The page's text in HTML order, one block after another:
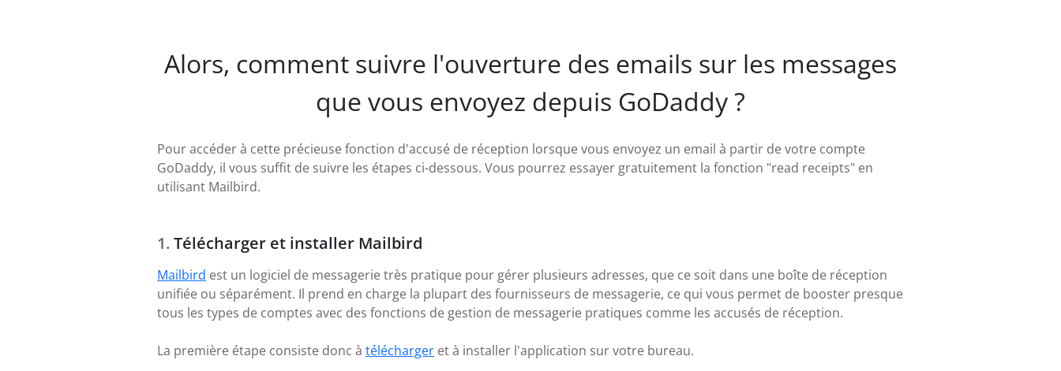
Alors, comment suivre l'ouverture des emails sur les messages
que vous envoyez depuis GoDaddy ?
Pour accéder à cette précieuse fonction d'accusé de réception lorsque vous envoyez un email à partir de votre compte
GoDaddy, il vous suffit de suivre les étapes ci-dessous. Vous pourrez essayer gratuitement la fonction "read receipts" en
utilisant Mailbird.
Télécharger et installer Mailbird
Mailbird est un logiciel de messagerie très pratique pour gérer plusieurs adresses, que ce soit dans une boîte de réception
unifiée ou séparément. Il prend en charge la plupart des fournisseurs de messagerie, ce qui vous permet de booster presque
tous les types de comptes avec des fonctions de gestion de messagerie pratiques comme les accusés de réception.
La première étape consiste donc à télécharger et à installer l'application sur votre bureau.